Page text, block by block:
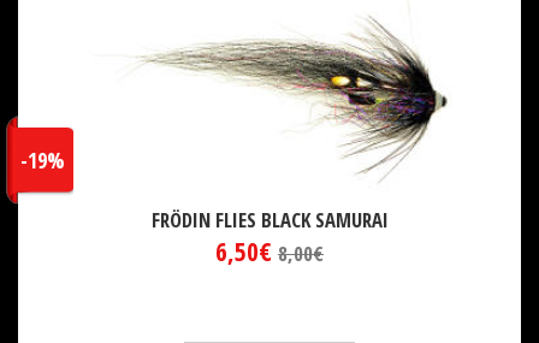
FRÖDIN FLIES BLACK SAMURAI
6,50€
-19%
8,00€